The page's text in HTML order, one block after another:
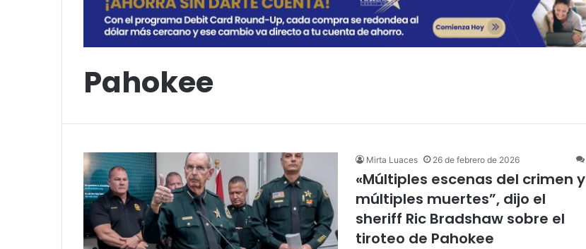
Pahokee
Mirta Luaces 26 de febrero de 2026
«Múltiples escenas del crimen y
múltiples muertes”, dijo el
sheriff Ric Bradshaw sobre el
tiroteo de Pahokee